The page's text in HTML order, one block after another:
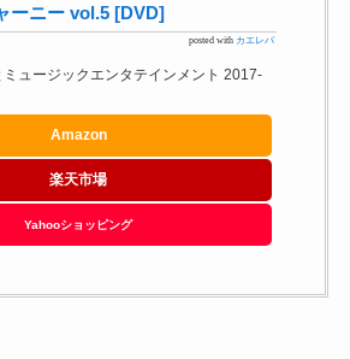
ーニー vol.5 [DVD]
posted with カエレバ
ュージックエンタテインメント 2017-
Amazon
楽天市場
Yahooショッピング